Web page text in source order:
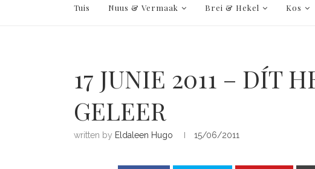
Tuis Nuus & Vermaak Brei & Hekel Kos
17 JUNIE 2011 – DÍ­T
GELEER
written by Eldaleen Hugo 15/06/2011